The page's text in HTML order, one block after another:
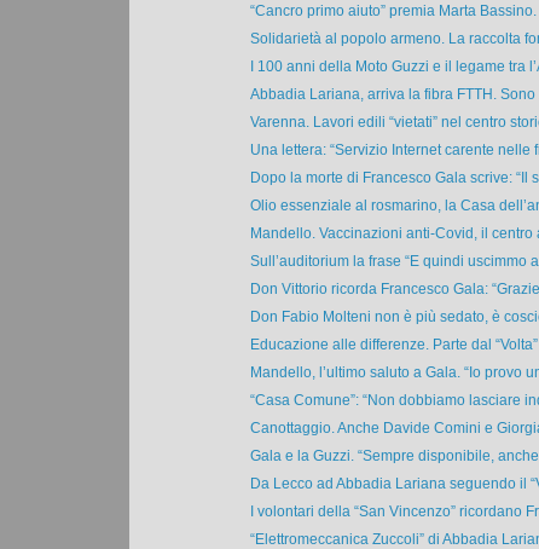
“Cancro primo aiuto” premia Marta Bassino.
Solidarietà al popolo armeno. La raccolta
I 100 anni della Moto Guzzi e il legame tra
Abbadia Lariana, arriva la fibra FTTH. Sono
Varenna. Lavori edili “vietati” nel centro
Una lettera: “Servizio Internet carente nelle
Dopo la morte di Francesco Gala scrive: “Il
Olio essenziale al rosmarino, la Casa
Mandello. Vaccinazioni anti-Covid, il centro
Sull’auditorium la frase “E quindi uscimmo a
Don Vittorio ricorda Francesco Gala: “Grazie
Don Fabio Molteni non è più sedato, è
Educazione alle differenze. Parte dal “Volta”
Mandello, l’ultimo saluto a Gala. “Io provo
“Casa Comune”: “Non dobbiamo lasciare
Canottaggio. Anche Davide Comini e
Gala e la Guzzi. “Sempre disponibile, anche
Da Lecco ad Abbadia Lariana seguendo il
I volontari della “San Vincenzo” ricordano
“Elettromeccanica Zuccoli” di Abbadia